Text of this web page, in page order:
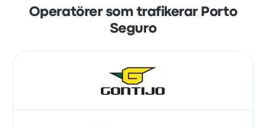
Operatörer som trafikerar Porto
Seguro